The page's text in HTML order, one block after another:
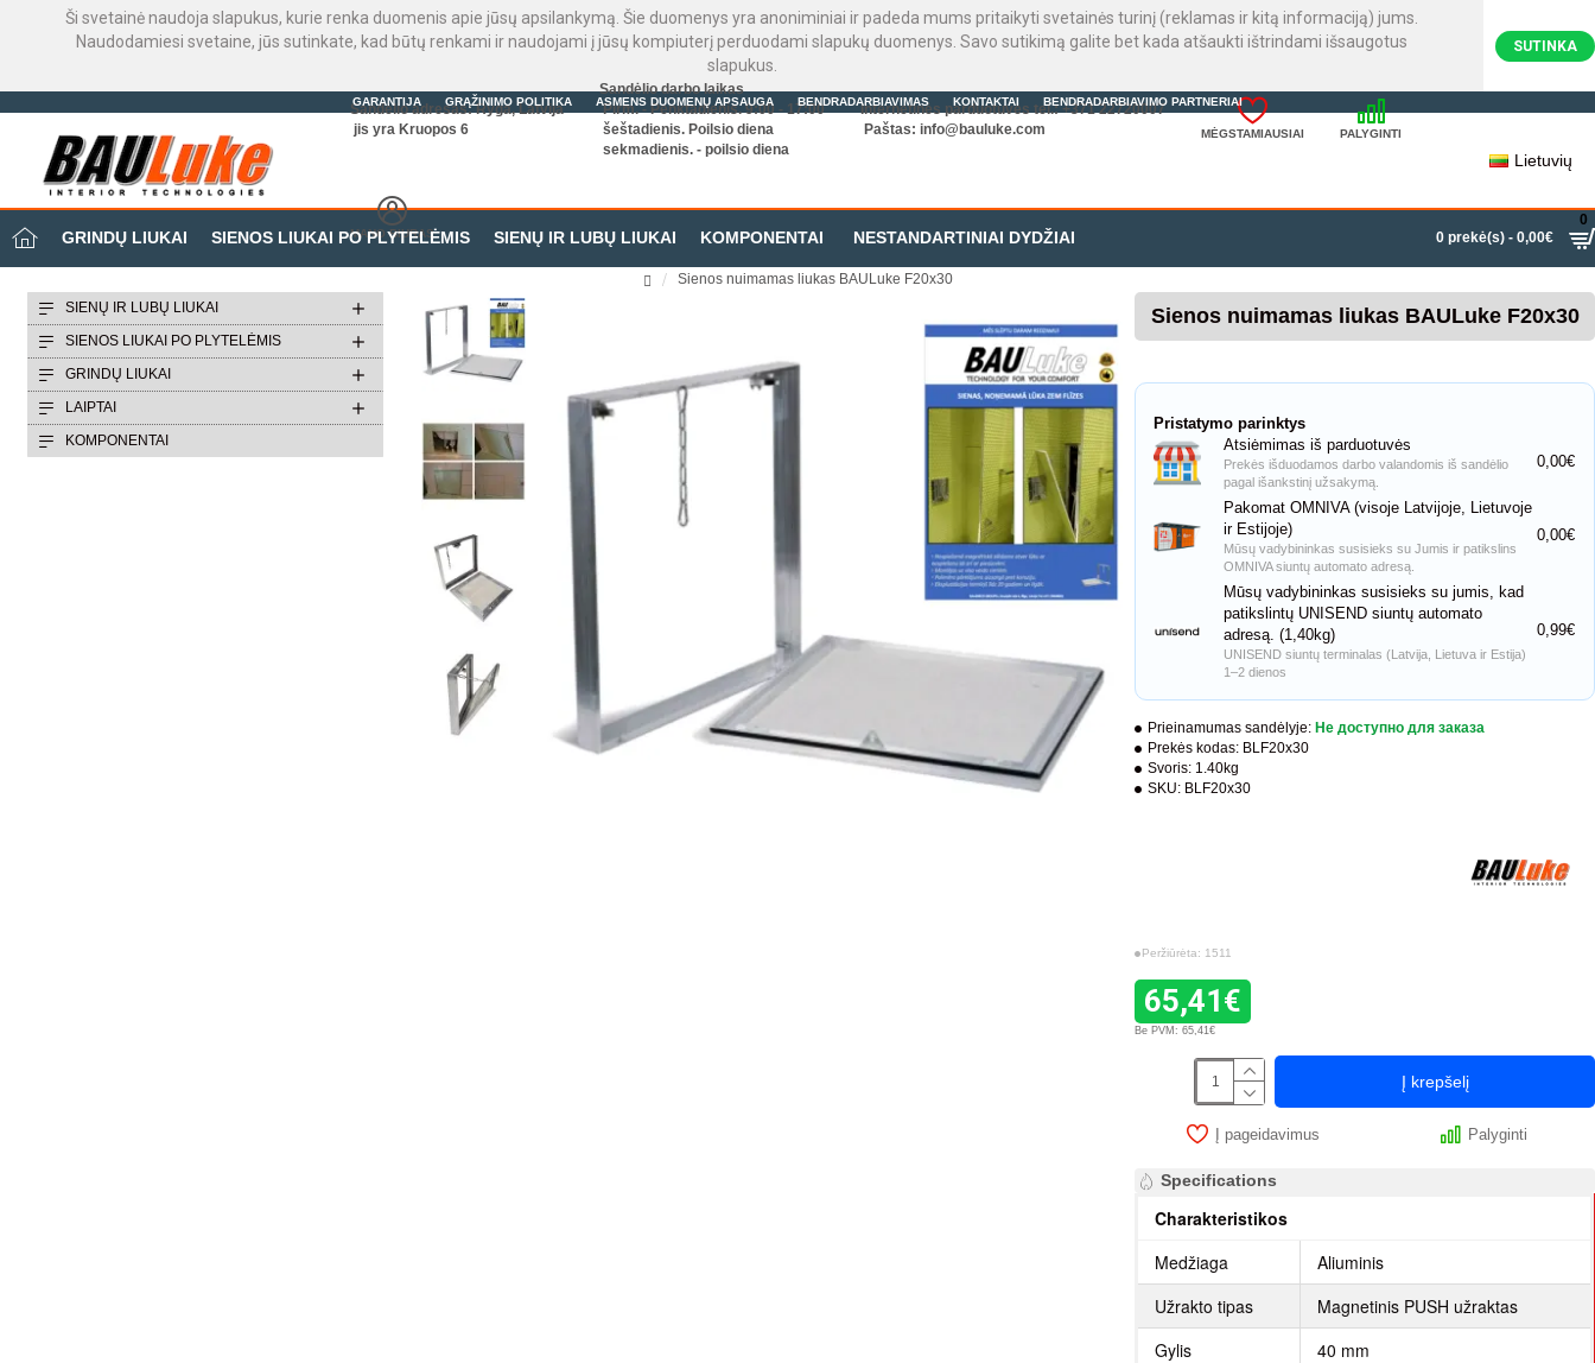
Ši svetainė naudoja slapukus, kurie renka duomenis apie jūsų apsilankymą. Šie duomenys yra anoniminiai ir padeda mums pritaikyti svetainės turinį (reklamas ir kitą informaciją) jums.
Naudodamiesi svetaine, jūs sutinkate, kad būtų renkami ir naudojami į jūsų kompiuterį perduodami slapukų duomenys. Savo sutikimą galite bet kada atšaukti ištrindami išsaugotus
slapukus.
SUTINKA
GARANTIJA GRĄŽINIMO POLITIKA ASMENS DUOMENŲ APSAUGA BENDRADARBIAVIMAS KONTAKTAI BENDRADARBIAVIMO PARTNERIAI
Sandėlio adresas: Ryga, Latvija
jis yra Kruopos 6
Sandėlio darbo laikas
Pirm. - Penktadienis. 9:00 - 17:00
šeštadienis. Poilsio diena
sekmadienis. - poilsio diena
Internetinės parduotuvės tel.: +371 22720007
Paštas: info@bauluke.com MĖGSTAMIAUSIAI PALYGINTI
MANO BIURAS
Lietuvių
GRINDŲ LIUKAI SIENOS LIUKAI PO PLYTELĖMIS SIENŲ IR LUBŲ LIUKAI KOMPONENTAI NESTANDARTINIAI DYDŽIAI 0 prekė(s) - 0,00€
0
Sienos nuimamas liukas BAULuke F20x30
SIENŲ IR LUBŲ LIUKAI
SIENOS LIUKAI PO PLYTELĖMIS
GRINDŲ LIUKAI
LAIPTAI
KOMPONENTAI
Sienos nuimamas liukas BAULuke F20x30
Prieinamumas sandėlyje: Не доступно для заказа
Prekės kodas: BLF20x30
Svoris: 1.40kg
SKU: BLF20x30
Peržiūrėta: 1511
65,41€
Be PVM: 65,41€
Pristatymo parinktys
Atsiėmimas iš parduotuvės
Prekės išduodamos darbo valandomis iš sandėlio
pagal išankstinį užsakymą.
0,00€
Pakomat OMNIVA (visoje Latvijoje, Lietuvoje
ir Estijoje)
Mūsų vadybininkas susisieks su Jumis ir patikslins
OMNIVA siuntų automato adresą.
0,00€
Mūsų vadybininkas susisieks su jumis, kad
patikslintų UNISEND siuntų automato
adresą. (1,40kg)
UNISEND siuntų terminalas (Latvija, Lietuva ir Estija)
1–2 dienos
0,99€
Į krepšelį
Į pageidavimus Palyginti
Specifications
Charakteristikos
Medžiaga
Aliuminis
Užrakto tipas
Magnetinis PUSH užraktas
Gylis
40 mm